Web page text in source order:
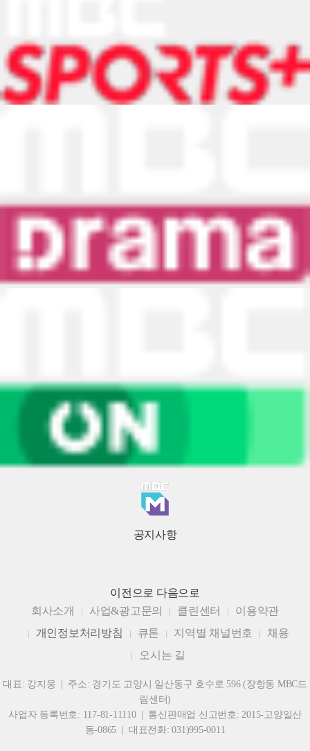
공지사항
이전으로 다음으로
회사소개
사업&광고문의 클린센터
이용약관
개인정보처리방침
큐톤 지역별 채널번호
채용
오시는 길
대표: 강지웅 | 주소: 경기도 고양시 일산동구 호수로 596 (장항동 MBC드
림센터)
사업자 등록번호: 117-81-11110 | 통신판매업 신고번호: 2015-고양일산
동-0865 | 대표전화: 031)995-0011